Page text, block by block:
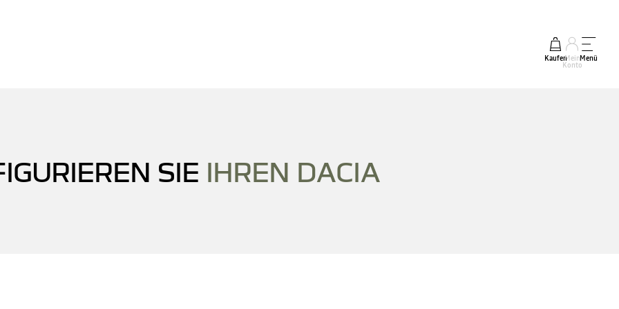
KaufenMein
Konto
Menü
SIE IHREN DACIA